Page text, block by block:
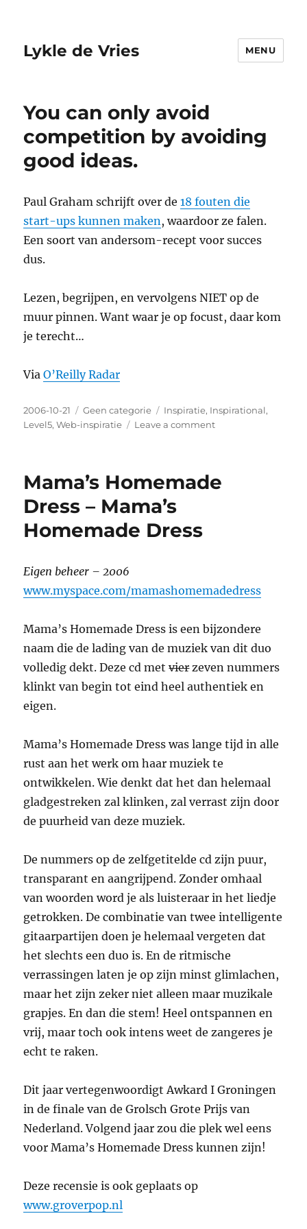
Lykle de Vries MENU
You can only avoid
competition by avoiding
good ideas.
Paul Graham schrijft over de18 fouten die
start-ups kunnen maken, waardoor ze falen.
Een soort van andersom-recept voor succes
dus.
Lezen, begrijpen, en vervolgens NIET op de
muur pinnen. Want waar je op focust, daar kom
je terecht…
ViaO’Reilly Radar
Posted
on
2006-10-21 Categories
Geen categorie Tags
Inspiratie, Inspirational,
Level5,Web-inspiratie Leave a comment
avoid
Mama’s Homemade
Dress – Mama’s
Homemade Dress
Eigen beheer – 2006
www.myspace.com/mamashomemadedress
Mama’s Homemade Dress is een bijzondere
naam die de lading van de muziek van dit duo
volledig dekt. Deze cd metvierzeven nummers
klinkt van begin tot eind heel authentiek en
eigen.
Mama’s Homemade Dress was lange tijd in alle
rust aan het werk om haar muziek te
ontwikkelen. Wie denkt dat het dan helemaal
gladgestreken zal klinken, zal verrast zijn door
de puurheid van deze muziek.
De nummers op de zelfgetitelde cd zijn puur,
transparant en aangrijpend. Zonder omhaal
van woorden word je als luisteraar in het liedje
getrokken. De combinatie van twee intelligente
gitaarpartijen doen je helemaal vergeten dat
het slechts een duo is. En de ritmische
verrassingen laten je op zijn minst glimlachen,
maar het zijn zeker niet alleen maar muzikale
grapjes. En dan die stem! Heel ontspannen en
vrij, maar toch ook intens weet de zangeres je
echt te raken.
Dit jaar vertegenwoordigt Awkard I Groningen
in de finale van de Grolsch Grote Prijs van
Nederland. Volgend jaar zou die plek wel eens
voor Mama’s Homemade Dress kunnen zijn!
Deze recensie is ook geplaats op
www.groverpop.nl